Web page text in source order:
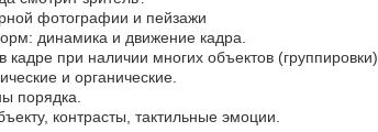
фотографии и пейзажи
динамика и движение кадра.
кадре при наличии многих объектов (группировки).
и органические.
порядка.
контрасты, тактильные эмоции.